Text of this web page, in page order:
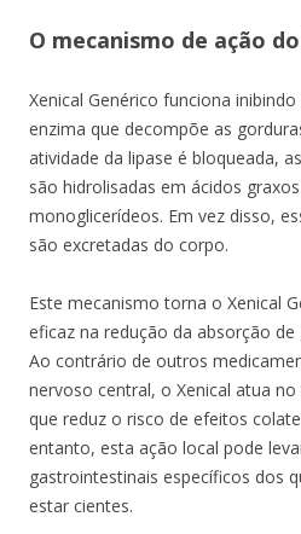
O mecanismo de ação
Xenical Genérico funciona
enzima que decompõe as
atividade da lipase é bloqueada,
são hidrolisadas em ácidos
monoglicerídeos. Em vez disso,
são excretadas do corpo.
Este mecanismo torna o Xenical
eficaz na redução da absorção
Ao contrário de outros
nervoso central, o Xenical atua
que reduz o risco de efeitos
entanto, esta ação local pode
gastrointestinais específicos dos
estar cientes.